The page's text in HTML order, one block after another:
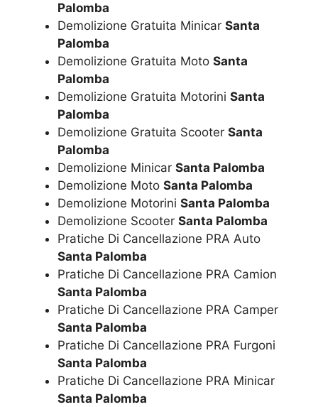
Palomba
Demolizione Gratuita Minicar Santa
Palomba
Demolizione Gratuita Moto Santa
Palomba
Demolizione Gratuita Motorini Santa
Palomba
Demolizione Gratuita Scooter Santa
Palomba
Demolizione Minicar Santa Palomba
Demolizione Moto Santa Palomba
Demolizione Motorini Santa Palomba
Demolizione Scooter Santa Palomba
Pratiche Di Cancellazione PRA Auto
Santa Palomba
Pratiche Di Cancellazione PRA Camion
Santa Palomba
Pratiche Di Cancellazione PRA Camper
Santa Palomba
Pratiche Di Cancellazione PRA Furgoni
Santa Palomba
Pratiche Di Cancellazione PRA Minicar
Santa Palomba